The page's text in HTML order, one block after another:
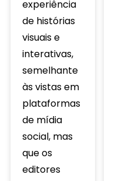
experiência
de histórias
visuais e
interativas,
semelhante
às vistas em
plataformas
de mídia
social, mas
que os
editores